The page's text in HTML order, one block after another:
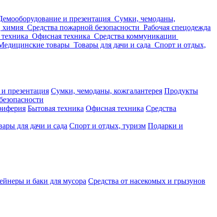
и презентация Сумки, чемоданы,
химия Средства пожарной безопасности Рабочая спецодежда
Офисная техника Средства коммуникации
товары Товары для дачи и сада Спорт и отдых,
презентация Сумки, чемоданы, кожгалантерея Продукты
Бытовая техника Офисная техника Средства
для дачи и сада Спорт и отдых, туризм Подарки и
и баки для мусора Средства от насекомых и грызунов